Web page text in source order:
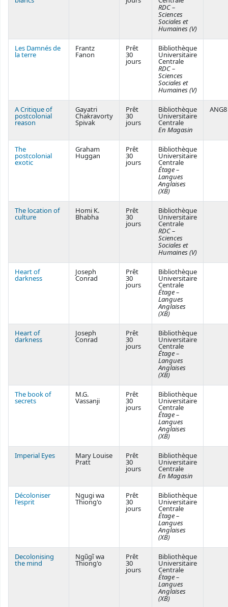
RDC –
Sciences
Sociales et
Humaines (V)
Les Damnés de
la terre
Frantz
Fanon
Prêt
30
jours
Bibliothèque
Universitaire
Centrale
RDC –
Sciences
Sociales et
Humaines (V)
A Critique of
postcolonial
reason
Gayatri
Chakravorty
Spivak
Prêt
30
jours
Bibliothèque
Universitaire
Centrale
En Magasin
ANG8
The
postcolonial
exotic
Graham
Huggan
Prêt
30
jours
Bibliothèque
Universitaire
Centrale
Étage –
Langues
Anglaises
(XB)
The location of
culture
Homi K.
Bhabha
Prêt
30
jours
Bibliothèque
Universitaire
Centrale
RDC –
Sciences
Sociales et
Humaines (V)
Heart of
darkness
Joseph
Conrad
Prêt
30
jours
Bibliothèque
Universitaire
Centrale
Étage –
Langues
Anglaises
(XB)
Heart of
darkness
Joseph
Conrad
Prêt
30
jours
Bibliothèque
Universitaire
Centrale
Étage –
Langues
Anglaises
(XB)
The book of
secrets
M.G.
Vassanji
Prêt
30
jours
Bibliothèque
Universitaire
Centrale
Étage –
Langues
Anglaises
(XB)
Imperial Eyes Mary Louise
Pratt
Prêt
30
jours
Bibliothèque
Universitaire
Centrale
En Magasin
Décoloniser
l'esprit
Ngugi wa
Thiong'o
Prêt
30
jours
Bibliothèque
Universitaire
Centrale
Étage –
Langues
Anglaises
(XB)
Decolonising
the mind
Ngũgĩ wa
Thiong'o
Prêt
30
jours
Bibliothèque
Universitaire
Centrale
Étage –
Langues
Anglaises
(XB)